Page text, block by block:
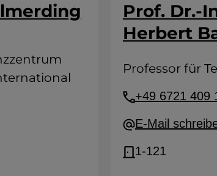
Prof. Dr.-
Herbert
Professor für
+49 6721 409
E-Mail
1-121